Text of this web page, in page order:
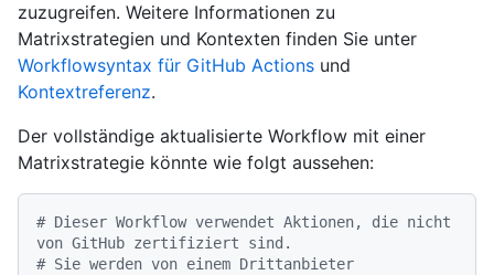
zuzugreifen. Weitere Informationen zu
Matrixstrategien und Kontexten finden Sie unter
Workflowsyntax für GitHub Actions und
Kontextreferenz.
Der vollständige aktualisierte Workflow mit einer
Matrixstrategie könnte wie folgt aussehen:
# Dieser Workflow verwendet Aktionen, die nicht
von GitHub zertifiziert sind.
# Sie werden von einem Drittanbieter